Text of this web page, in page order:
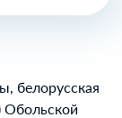
белорусская
Обольской